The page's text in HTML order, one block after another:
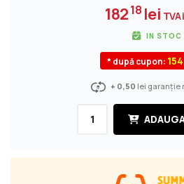
18218lei
IN STOC
* după cupon: 154
+ 0,50 lei garanție